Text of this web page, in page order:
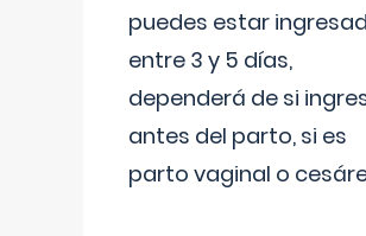
puedes estar
entre 3 y 5 días,
dependerá de si
antes del parto, si es
parto vaginal o